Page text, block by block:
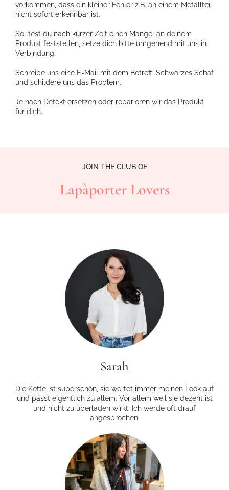
vorkommen, dass ein kleiner Fehler z.B. an einem Metallteil
nicht sofort erkennbar ist.
Solltest du nach kurzer Zeit einen Mangel an deinem
Produkt feststellen, setze dich bitte umgehend mit uns in
Verbindung.
Schreibe uns eine E-Mail mit dem Betreff: Schwarzes Schaf
und schildere uns das Problem.
Je nach Defekt ersetzen oder reparieren wir das Produkt
für dich.
JOIN THE CLUB OF
Lapàporter Lovers
Sarah
Die Kette ist superschön, sie wertet immer meinen Look auf
und passt eigentlich zu allem. Vor allem weil sie dezent ist
und nicht zu überladen wirkt. Ich werde oft drauf
angesprochen.